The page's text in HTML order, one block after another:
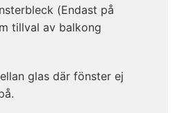
(Endast på
tillval av balkong
glas där fönster ej